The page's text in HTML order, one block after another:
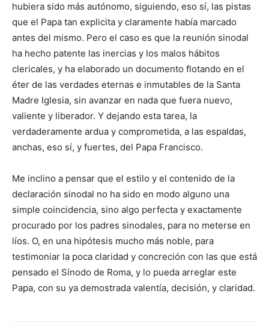
hubiera sido más autónomo, siguiendo, eso sí, las pistas
que el Papa tan explicita y claramente había marcado
antes del mismo. Pero el caso es que la reunión sinodal
ha hecho patente las inercias y los malos hábitos
clericales, y ha elaborado un documento flotando en el
éter de las verdades eternas e inmutables de la Santa
Madre Iglesia, sin avanzar en nada que fuera nuevo,
valiente y liberador. Y dejando esta tarea, la
verdaderamente ardua y comprometida, a las espaldas,
anchas, eso sí, y fuertes, del Papa Francisco.
Me inclino a pensar que el estilo y el contenido de la
declaración sinodal no ha sido en modo alguno una
simple coincidencia, sino algo perfecta y exactamente
procurado por los padres sinodales, para no meterse en
líos. O, en una hipótesis mucho más noble, para
testimoniar la poca claridad y concreción con las que está
pensado el Sínodo de Roma, y lo pueda arreglar este
Papa, con su ya demostrada valentía, decisión, y claridad.